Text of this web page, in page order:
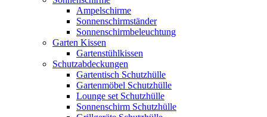
Ampelschirme
Sonnenschirmständer
Sonnenschirmbeleuchtung
Garten Kissen
Gartenstühlkissen
Schutzabdeckungen
Gartentisch Schutzhülle
Gartenmöbel Schutzhülle
Lounge set Schutzhülle
Sonnenschirm Schutzhülle